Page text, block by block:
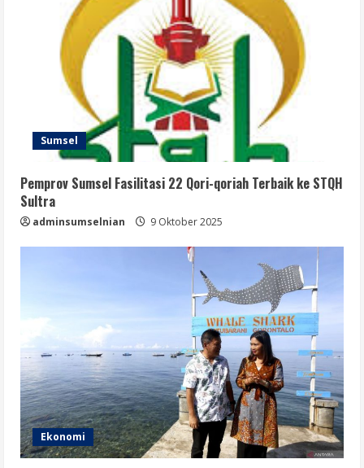
Sumsel
Pemprov Sumsel Fasilitasi 22 Qori-qoriah Terbaik ke STQH
Sultra
adminsumselnian 9 Oktober 2025
Ekonomi